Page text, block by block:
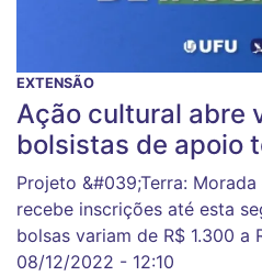
EXTENSÃO
Ação cultural abre
bolsistas de apoio
Projeto &#039;Terra:
recebe inscrições até esta
bolsas variam de R$ 1.300 a
08/12/2022 - 12:10